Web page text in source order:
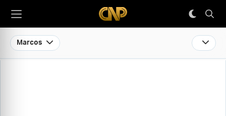
Marcos